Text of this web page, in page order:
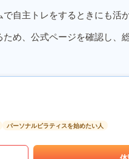
自主トレをするときにも活
め、公式ページを確認し、
パーソナルピラティスを始めたい人